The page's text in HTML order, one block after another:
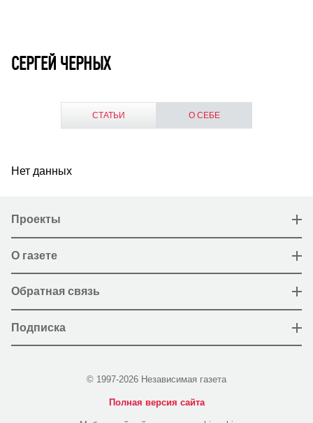
СЕРГЕЙ ЧЕРНЫХ
СТАТЬИ О СЕБЕ
Нет данных
Проекты
О газете
Обратная связь
Подписка
© 1997-2026 Независимая газета
Полная версия сайта